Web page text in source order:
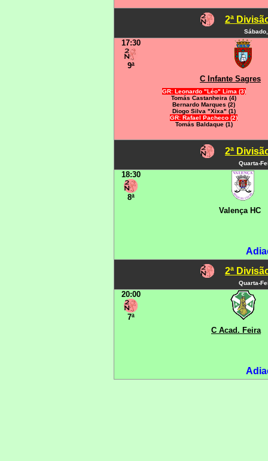
2ª
17:30
9ª
C Infante Sagres
GR: Leonardo "Léo" Lima (3)
Tomás Castanheira (4)
Bernardo Marques (2)
Diogo Silva "Xixa" (1)
GR: Rafael Pacheco (2)
Tomás Baldaque (1)
2ª
Quarta-
18:30
8ª
Valença HC
2ª
Quarta-
20:00
7ª
C Acad. Feira